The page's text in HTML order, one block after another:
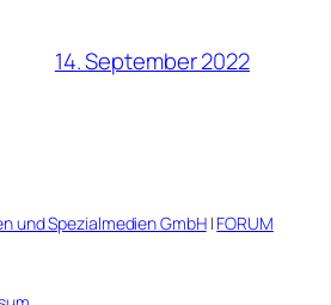
14. September 2022
und Spezialmedien GmbH| FORUM